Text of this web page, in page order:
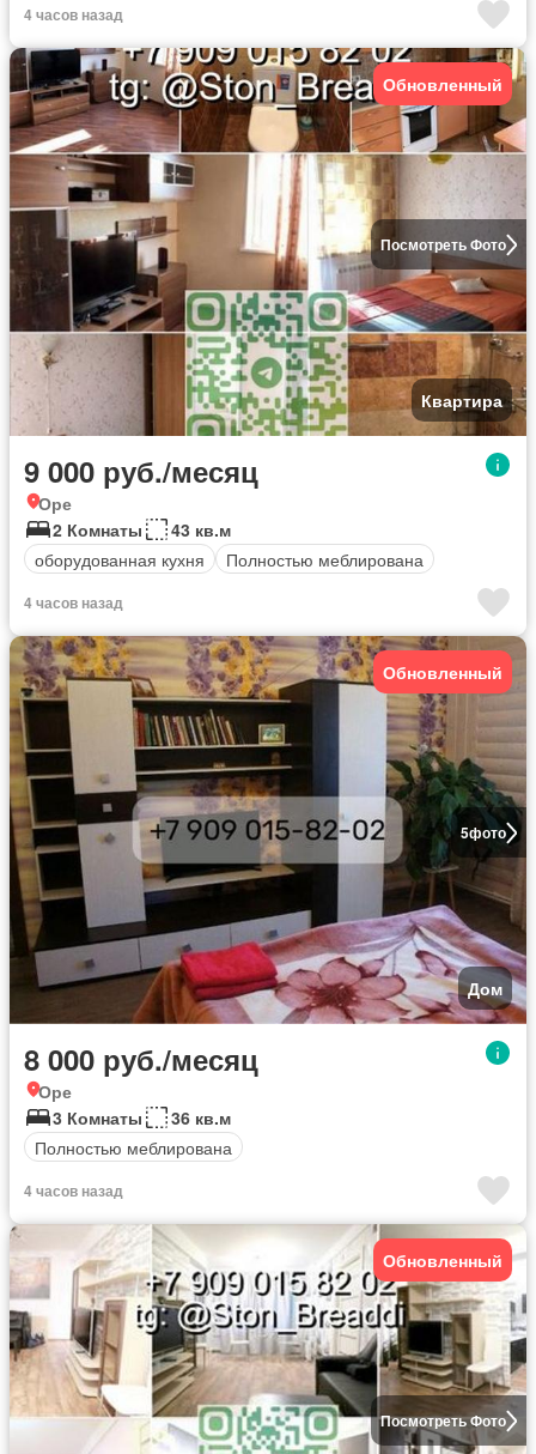
4 часов назад
Посмотреть Фото
Обновленный
Квартира
9 000 руб./месяц
Оре
2 Комнаты
43 кв.м
оборудованная кухня
Полностью меблирована
4 часов назад
5фото
Обновленный
Дом
8 000 руб./месяц
Оре
3 Комнаты
36 кв.м
Полностью меблирована
4 часов назад
Посмотреть Фото
Обновленный